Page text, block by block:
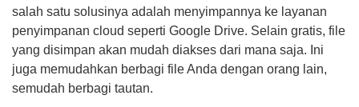
salah satu solusinya adalah menyimpannya ke layanan
penyimpanan cloud seperti Google Drive. Selain gratis, file
yang disimpan akan mudah diakses dari mana saja. Ini
juga memudahkan berbagi file Anda dengan orang lain,
semudah berbagi tautan.